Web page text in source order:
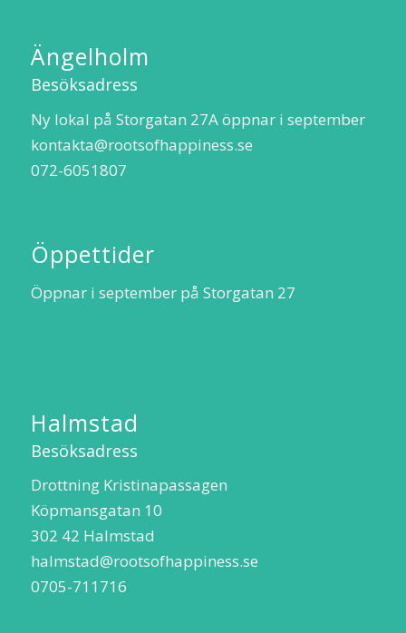
Ängelholm
Besöksadress
Ny lokal på Storgatan 27A öppnar i september
kontakta@rootsofhappiness.se
072-6051807
Öppettider
Öppnar i september på Storgatan 27
Halmstad
Besöksadress
Drottning Kristinapassagen
Köpmansgatan 10
302 42 Halmstad
halmstad@rootsofhappiness.se
0705-711716